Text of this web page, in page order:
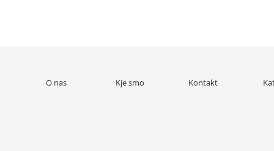
O nas Kje smo Kontakt